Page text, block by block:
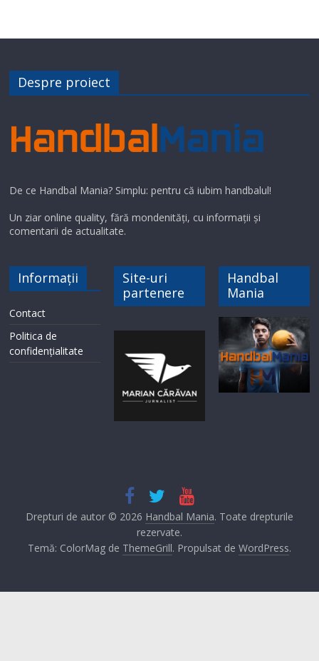
Despre proiect
De ce Handbal Mania? Simplu: pentru că iubim handbalul!
Un ziar online quality, fără mondenități, cu informații și
comentarii de actualitate.
Informații
Contact
Politica de
confidențialitate
Site-uri
partenere
Handbal
Mania
Drepturi de autor © 2026 Handbal Mania. Toate drepturile
rezervate.
Temă: ColorMag de ThemeGrill. Propulsat de WordPress.